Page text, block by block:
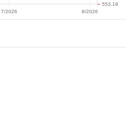
7/2026 8/2026
553.19